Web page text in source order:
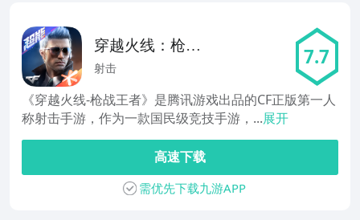
穿越火线：枪战
王者
射击 7.7
《穿越火线-枪战王者》是腾讯游戏出品的CF正版第一人
称射击手游，作为一款国民级竞技手游，...展开
高速下载
需优先下载九游APP